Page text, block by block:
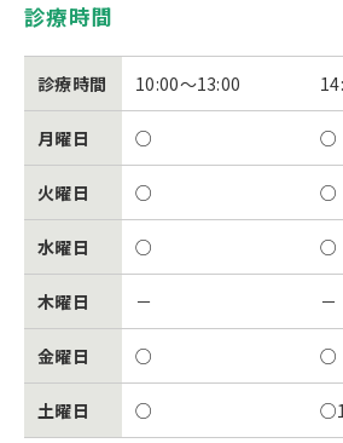
診療時間
診療時間 10:00～13:00
月曜日 ○ ○
火曜日 ○ ○
水曜日 ○ ○
木曜日 － －
金曜日 ○ ○
土曜日 ○